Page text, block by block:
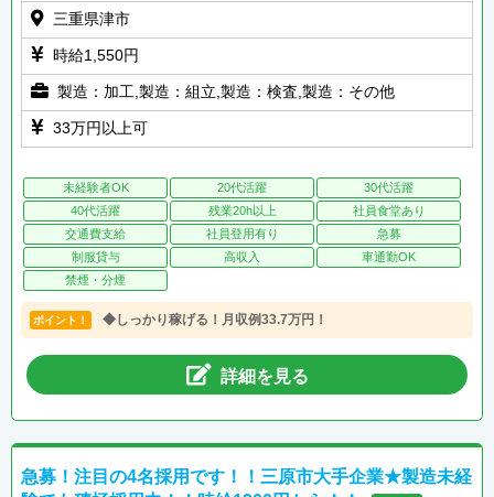
三重県津市
時給1,550円
製造：加工,製造：組立,製造：検査,製造：その他
33万円以上可
未経験者OK 20代活躍
30代活躍
40代活躍
残業20h以上
社員食堂あり
交通費支給
社員登用有り
急募
制服貸与
高収入
車通勤OK
禁煙・分煙
ポイント！ ◆しっかり稼げる！月収例33.7万円！
詳細を見る
急募！注目の4名採用です！！三原市大手企業★製造未経